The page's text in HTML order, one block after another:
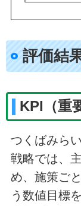
評価結
​KPI（重
つくばみら
戦略では、
め、施策ご
う数値目標